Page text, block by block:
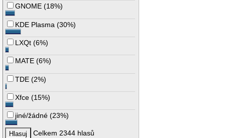
GNOME (18%)
KDE Plasma (30%)
LXQt (6%)
MATE (6%)
TDE (2%)
Xfce (15%)
jiné/žádné (23%)
Celkem 2344 hlasů